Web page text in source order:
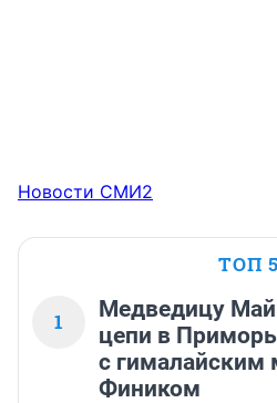
Новости СМИ2
ТОП 5
1
Медведицу
цепи в
с гималайским
Фиником